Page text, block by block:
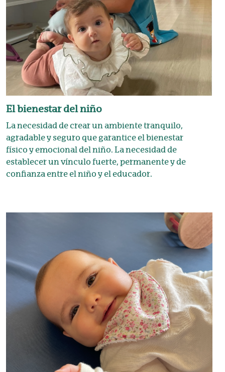
El bienestar del niño
La necesidad de crear un ambiente tranquilo,
agradable y seguro que garantice el bienestar
físico y emocional del niño. La necesidad de
establecer un vínculo fuerte, permanente y de
confianza entre el niño y el educador.